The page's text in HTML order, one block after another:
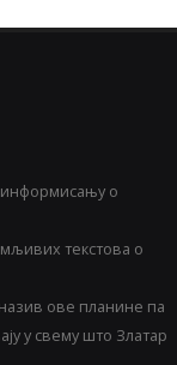
информисању о
текстова о
ове планине па
у свему што Златар